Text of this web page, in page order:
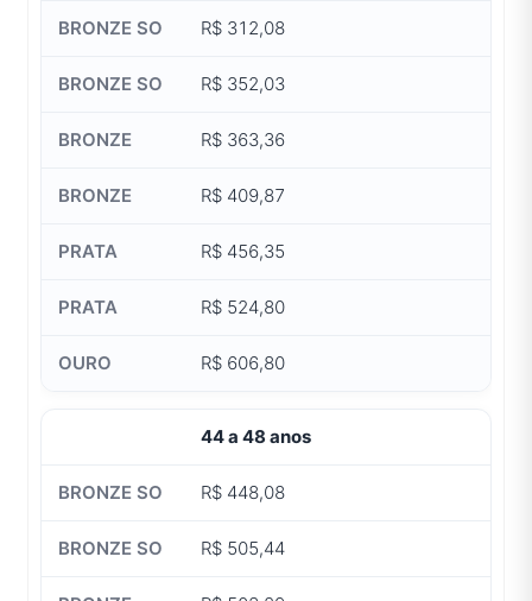
R$ 312,08
R$ 352,03
R$ 363,36
R$ 409,87
R$ 456,35
R$ 524,80
R$ 606,80
44 a 48 anos
R$ 448,08
R$ 505,44